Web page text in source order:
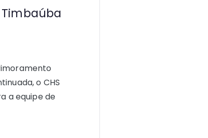
o CHS
a equipe de